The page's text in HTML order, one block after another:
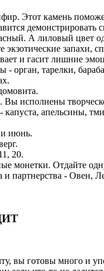
Этот камень
демонстрировать
А лиловый цвет
экзотические запахи,
и гасит лишние
орган, тарелки,
исполнены
апельсины,
июнь.
20.
монетки. Отдайте
и партнерства - Овен,
вы готовы много и